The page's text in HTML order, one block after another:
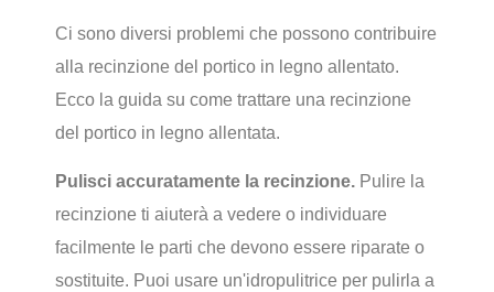
Ci sono diversi problemi che possono contribuire
alla recinzione del portico in legno allentato.
Ecco la guida su come trattare una recinzione
del portico in legno allentata.
Pulisci accuratamente la recinzione. Pulire la
recinzione ti aiuterà a vedere o individuare
facilmente le parti che devono essere riparate o
sostituite. Puoi usare un'idropulitrice per pulirla a